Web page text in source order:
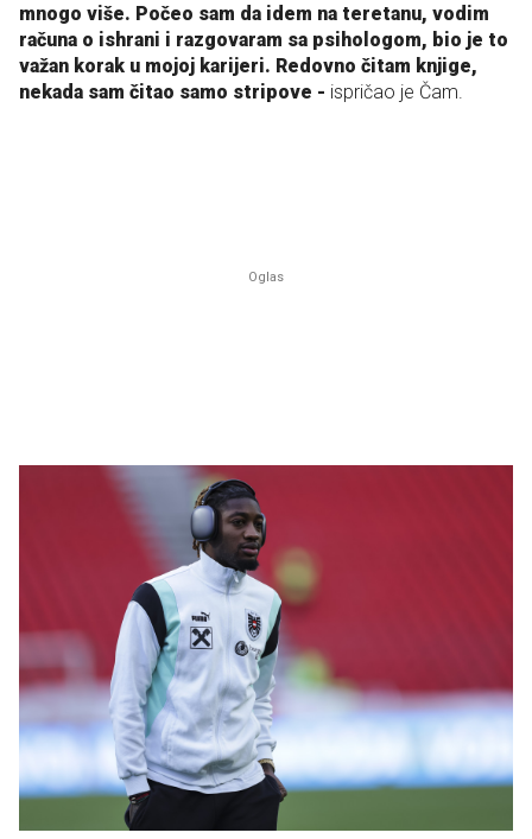
mnogo više. Počeo sam da idem na teretanu, vodim
računa o ishrani i razgovaram sa psihologom, bio je to
važan korak u mojoj karijeri. Redovno čitam knjige,
nekada sam čitao samo stripove - ispričao je Čam.